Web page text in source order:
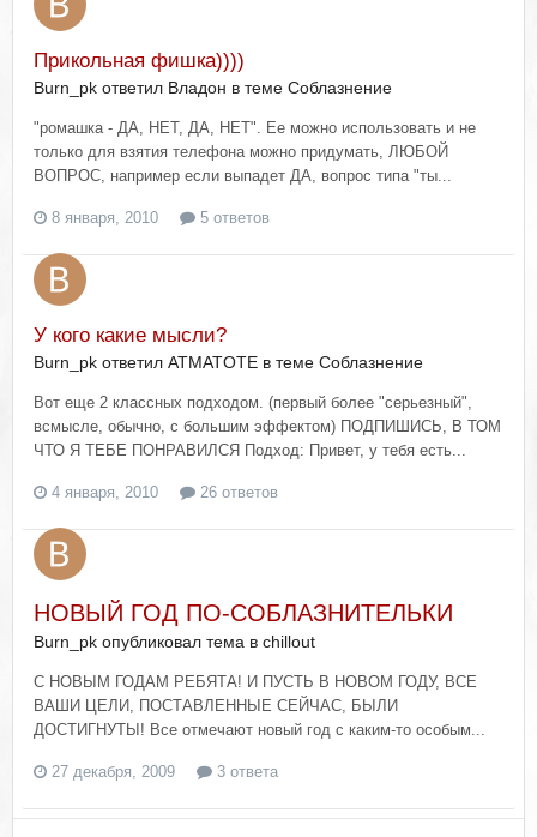
Прикольная фишка))))
Burn_pk ответил Владон в теме Соблазнение
"ромашка - ДА, НЕТ, ДА, НЕТ". Ее можно использовать и не
только для взятия телефона можно придумать, ЛЮБОЙ
ВОПРОС, например если выпадет ДА, вопрос типа "ты...
8 января, 2010 5 ответов
У кого какие мысли?
Burn_pk ответил ATMATOTE в теме Соблазнение
Вот еще 2 классных подходом. (первый более "серьезный",
всмысле, обычно, с большим эффектом) ПОДПИШИСЬ, В ТОМ
ЧТО Я ТЕБЕ ПОНРАВИЛСЯ Подход: Привет, у тебя есть...
4 января, 2010 26 ответов
НОВЫЙ ГОД ПО-СОБЛАЗНИТЕЛЬКИ
Burn_pk опубликовал тема в chillout
С НОВЫМ ГОДАМ РЕБЯТА! И ПУСТЬ В НОВОМ ГОДУ, ВСЕ
ВАШИ ЦЕЛИ, ПОСТАВЛЕННЫЕ СЕЙЧАС, БЫЛИ
ДОСТИГНУТЫ! Все отмечают новый год с каким-то особым...
27 декабря, 2009 3 ответа